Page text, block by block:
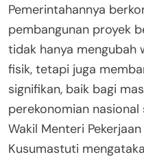
Pemerintahannya
pembangunan proyek
tidak hanya mengubah
fisik, tetapi juga
signifikan, baik bagi
perekonomian nasional
Wakil Menteri
Kusumastuti